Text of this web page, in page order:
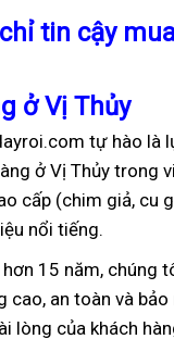
tin cậy
ở Vị Thủy
tự hào là
ở Vị Thủy trong
cấp (chim giả, cu
nổi tiếng.
15 năm, chúng
cao, an toàn và
lòng của khách